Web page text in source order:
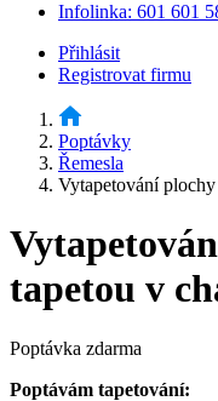
Infolinka: 601 601
Přihlásit
Registrovat firmu
Poptávky
Řemesla
Vytapetování
tapetou v
Poptávka zdarma
Poptávám tapetování: